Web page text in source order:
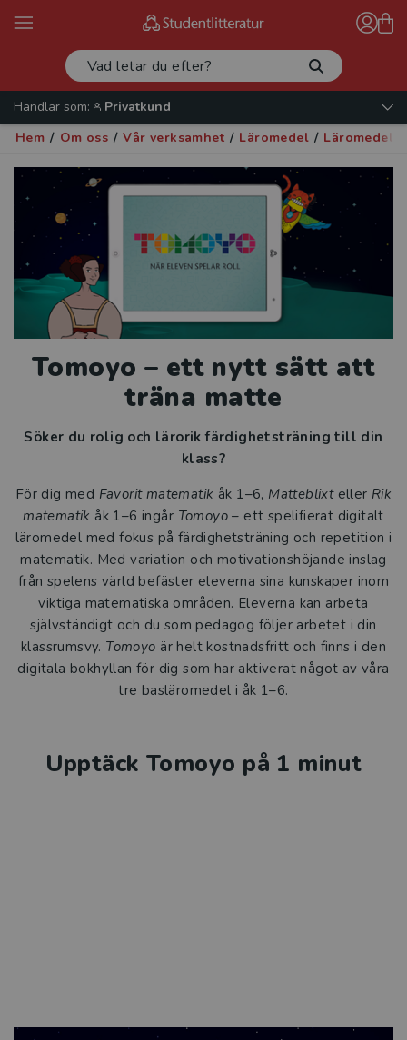
Handlar som:
Privatkund
Hem / Om oss / Vår verksamhet / Läromedel / Läromedel i
Tomoyo – ett nytt sätt att
träna matte
Söker du rolig och lärorik färdighetsträning till din
klass?
För dig med Favorit matematik åk 1–6, Matteblixteller Rik
matematik åk 1–6 ingår Tomoyo– ett spelifierat digitalt
läromedel med fokus på färdighetsträning och repetition i
matematik. Med variation och motivationshöjande inslag
från spelens värld befäster eleverna sina kunskaper inom
viktiga matematiska områden. Eleverna kan arbeta
självständigt och du som pedagog följer arbetet i din
klassrumsvy. Tomoyo är helt kostnadsfritt och finns i den
digitala bokhyllan för dig som har aktiverat något av våra
tre basläromedel i åk 1–6.
Upptäck Tomoyo på 1 minut